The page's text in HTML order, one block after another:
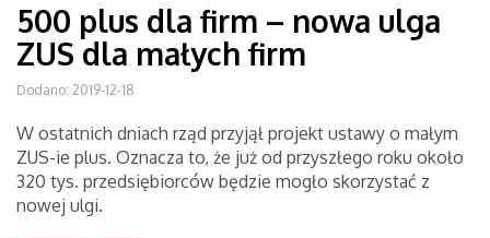
500 plus dla firm – nowa ulga
ZUS dla małych firm
Dodano: 2019-12-18
W ostatnich dniach rząd przyjął projekt ustawy o małym
ZUS-ie plus. Oznacza to, że już od przyszłego roku około
320 tys. przedsiębiorców będzie mogło skorzystać z
nowej ulgi.